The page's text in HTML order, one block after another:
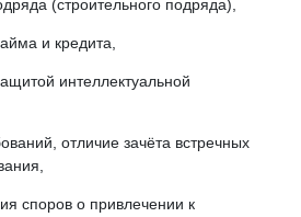
(строительного подряда),
и кредита,
интеллектуальной
отличие зачёта встречных
споров о привлечении к